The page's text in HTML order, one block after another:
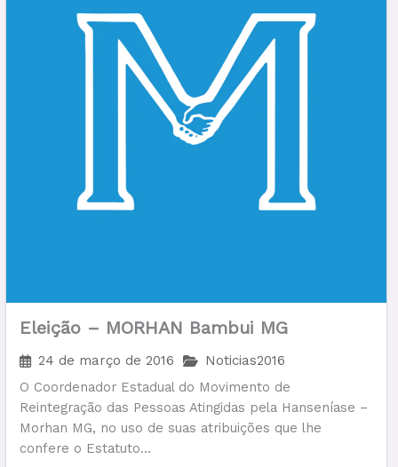
Eleição – MORHAN Bambui MG
24 de março de 2016
Noticias2016
O Coordenador Estadual do Movimento de
Reintegração das Pessoas Atingidas pela Hanseníase –
Morhan MG, no uso de suas atribuições que lhe
confere o Estatuto...